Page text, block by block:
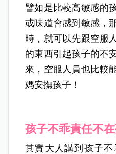
譬如是比較高敏感的
或味道會感到敏感，
時，就可以先跟空服
的東西引起孩子的不
來，空服人員也比較
媽安撫孩子！
孩子不乖責任不
其實大人講到孩子